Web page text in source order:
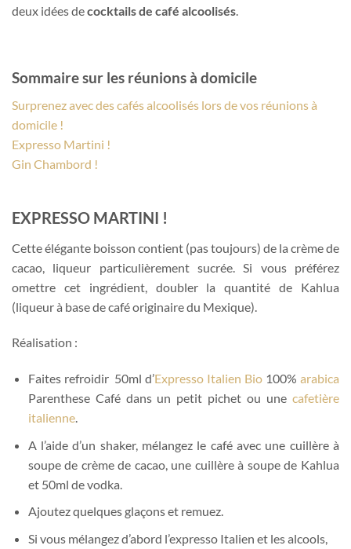
deux idées decocktails de café alcoolisés.
Sommaire sur les réunions à domicile
Surprenez avec des cafés alcoolisés lors de vos réunions à
domicile !
Expresso Martini !
Gin Chambord !
EXPRESSO MARTINI !
Cette élégante boisson contient (pas toujours) de la crème de
cacao, liqueur particulièrement sucrée. Si vous préférez
omettre cet ingrédient, doubler la quantité de Kahlua
(liqueur à base de café originaire du Mexique).
Réalisation :
Faites refroidir 50ml d’Expresso Italien Bio 100%arabica
Parenthese Café dans un petit pichet ou une cafetière
italienne.
A l’aide d’un shaker, mélangez le café avec une cuillère à
soupe de crème de cacao, une cuillère à soupe de Kahlua
et 50ml de vodka.
Ajoutez quelques glaçons et remuez.
Si vous mélangez d’abord l’expresso Italien et les alcools,